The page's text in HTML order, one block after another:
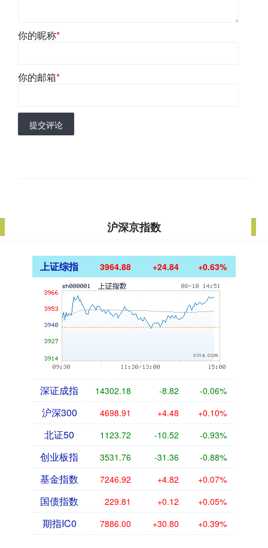
你的昵称*
你的邮箱*
提交评论
沪深京指数
上证综指 3964.88 +24.84 +0.63%
深证成指 14302.18 -8.82 -0.06%
沪深300 4698.91 +4.48 +0.10%
北证50 1123.72 -10.52 -0.93%
创业板指 3531.76 -31.36 -0.88%
基金指数 7246.92 +4.82 +0.07%
国债指数 229.81 +0.12 +0.05%
期指IC0 7886.00 +30.80 +0.39%